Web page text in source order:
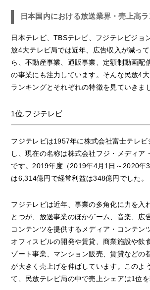
日本国内における放送業界・売上高
日本テレビ、TBSテレビ、フジテレビジョ
放4大テレビ局では近年、広告収入が減っ
ら、不動産事業、通販事業、定額制動画配
の事業にも注力しています。そんな民放4
ランキングとそれぞれの特徴を見ていきま
1位.フジテレビ
フジテレビは1957年に株式会社富士テレビ
し、現在の名称は株式会社フジ・メディア
です。2019年度（2019年4月1日～2020年
は6,314億円で経常利益は348億円でした。
フジテレビは近年、事業の多角化に力を入
とつが、放送事業のほかゲーム、音楽、広
コンテンツを提供するメディア・コンテン
オフィスビルの開発や賃貸、商業施設や飲
ゾート事業、マンション販売、賃貸などの
が大きく売上げを伸ばしています。このよ
て、民放テレビ局の中で売上シェアは1位を